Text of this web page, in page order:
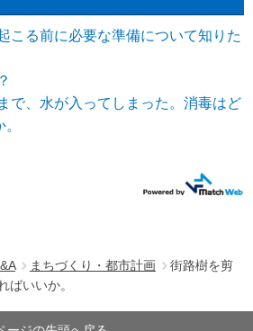
まちづくり・都市計画
街路樹を剪
ばいいか。
こる前に必要な準備について知りた
で、水が入ってしまった。消毒はど